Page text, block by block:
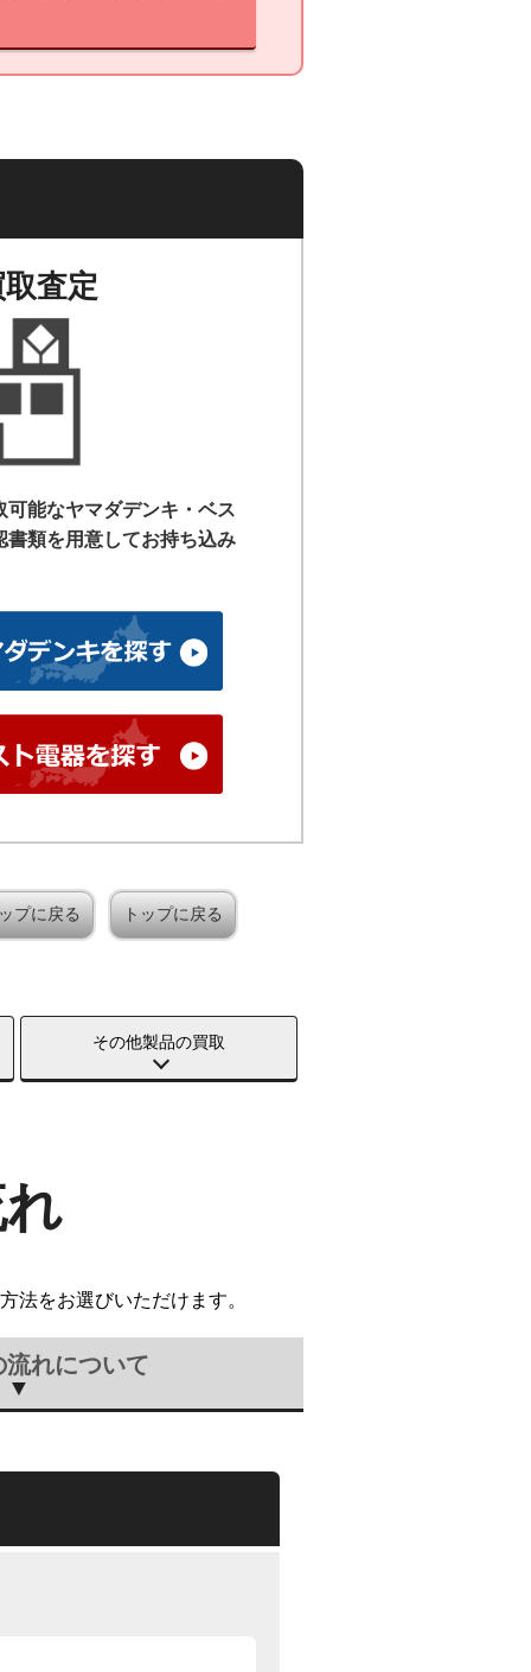
査定
能なヤマダデンキ・ベス
書類を用意してお持ち込み
プに戻る トップに戻る
その他製品の買取
法をお選びいただけます。
れについて